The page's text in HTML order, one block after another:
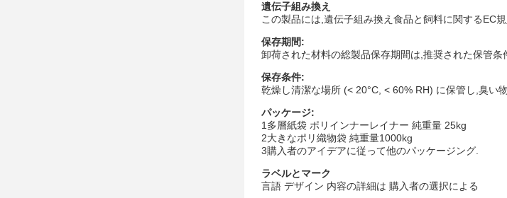
遺伝子組み換え
この製品には,遺伝子組み換え食品と飼料に関するEC
保存期間:
卸荷された材料の総製品保存期間は,推奨された保管
保存条件:
乾燥し清潔な場所 (< 20°C, < 60% RH) に保管し,臭い
パッケージ:
1多層紙袋 ポリインナーレイナー 純重量 25kg
2大きなポリ織物袋 純重量1000kg
3購入者のアイデアに従って他のパッケージング.
ラベルとマーク
言語 デザイン 内容の詳細は 購入者の選択による